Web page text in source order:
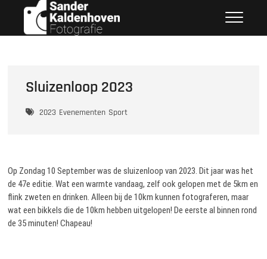
Sander Kaldenhoven
Fotografie
Sluizenloop 2023
2023 Evenementen Sport
Op Zondag 10 September was de sluizenloop van 2023. Dit jaar was het
de 47e editie. Wat een warmte vandaag, zelf ook gelopen met de 5km en
flink zweten en drinken. Alleen bij de 10km kunnen fotograferen, maar
wat een bikkels die de 10km hebben uitgelopen! De eerste al binnen rond
de 35 minuten! Chapeau!